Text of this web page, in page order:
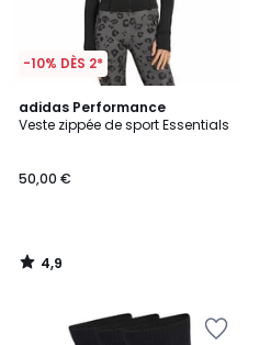
-10% DÈS 2*
adidas Performance
Veste zippée de sport Essentials
50,00 €
4,9
/ 5
4,9
/